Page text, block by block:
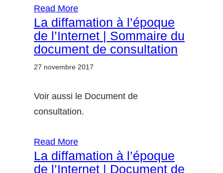
Read More
La diffamation à l’époque
de l’Internet | Sommaire du
document de consultation
27 novembre 2017
Voir aussi le Document de
consultation.
Read More
La diffamation à l’époque
de l’Internet | Document de